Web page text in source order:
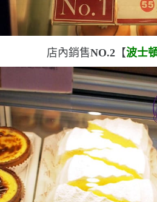
店內銷售NO.2【波士